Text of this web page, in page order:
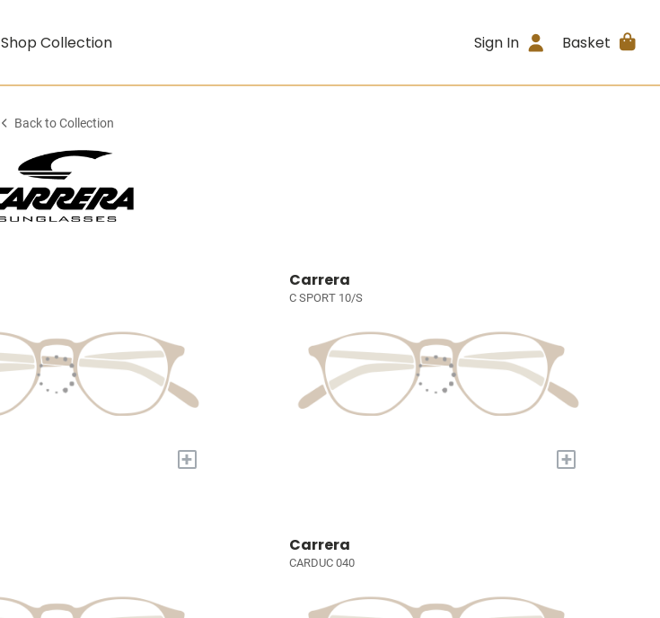
Shop Collection Sign In Basket
Back to Collection
+
Carrera
C SPORT 10/S
+
Carrera
CARDUC 040